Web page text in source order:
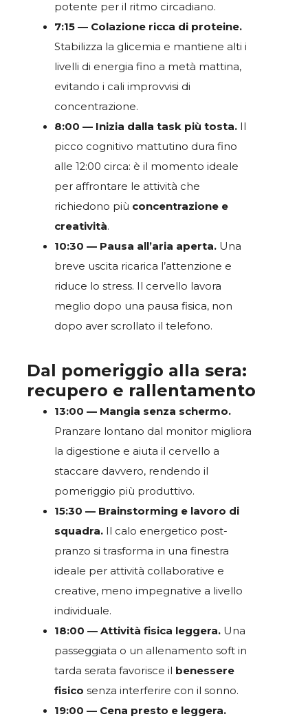
potente per il ritmo circadiano.
7:15 — Colazione ricca di proteine.
Stabilizza la glicemia e mantiene alti i
livelli di energia fino a metà mattina,
evitando i cali improvvisi di
concentrazione.
8:00 — Inizia dalla task più tosta. Il
picco cognitivo mattutino dura fino
alle 12:00 circa: è il momento ideale
per affrontare le attività che
richiedono più concentrazione e
creatività.
10:30 — Pausa all’aria aperta. Una
breve uscita ricarica l’attenzione e
riduce lo stress. Il cervello lavora
meglio dopo una pausa fisica, non
dopo aver scrollato il telefono.
Dal pomeriggio alla sera:
recupero e rallentamento
13:00 — Mangia senza schermo.
Pranzare lontano dal monitor migliora
la digestione e aiuta il cervello a
staccare davvero, rendendo il
pomeriggio più produttivo.
15:30 — Brainstorming e lavoro di
squadra. Il calo energetico post-
pranzo si trasforma in una finestra
ideale per attività collaborative e
creative, meno impegnative a livello
individuale.
18:00 — Attività fisica leggera. Una
passeggiata o un allenamento soft in
tarda serata favorisce il benessere
fisico senza interferire con il sonno.
19:00 — Cena presto e leggera.